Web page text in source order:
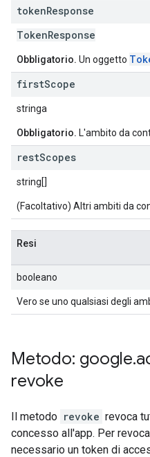
tokenResponse
TokenResponse
Obbligatorio. Un oggetto
firstScope
stringa
Obbligatorio. L'ambito da
restScopes
string[]
(Facoltativo) Altri ambiti da
Resi
booleano
Vero se uno qualsiasi degli
Metodo: google.
revoke
Il metodo revoke revoca
concesso all'app. Per
necessario un token di